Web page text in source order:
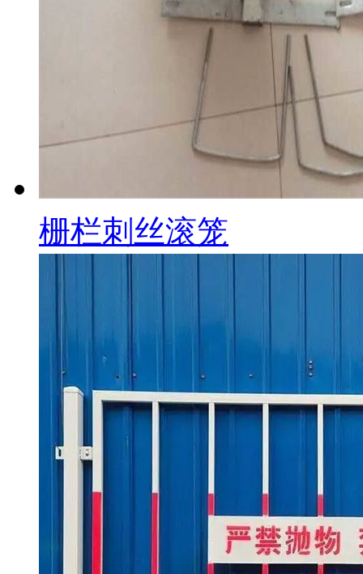
栅栏刺丝滚笼